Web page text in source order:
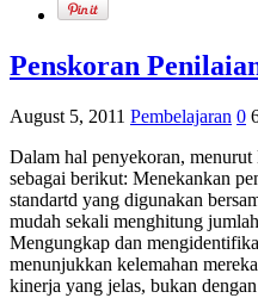
Penskoran
August 5, 2011 Pembelajaran 0
Dalam hal penyekoran,
sebagai berikut: Menekankan
standartd yang digunakan
mudah sekali menghitung
Mengungkap dan
menunjukkan kelemahan
kinerja yang jelas, bukan